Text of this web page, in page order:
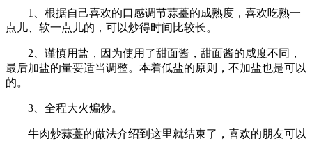
1、根据自己喜欢的口感调节蒜薹的成熟度，喜欢吃熟一
点儿、软一点儿的，可以炒得时间比较长。
2、谨慎用盐，因为使用了甜面酱，甜面酱的咸度不同，
最后加盐的量要适当调整。本着低盐的原则，不加盐也是可以
的。
3、全程大火煸炒。
牛肉炒蒜薹的做法介绍到这里就结束了，喜欢的朋友可以